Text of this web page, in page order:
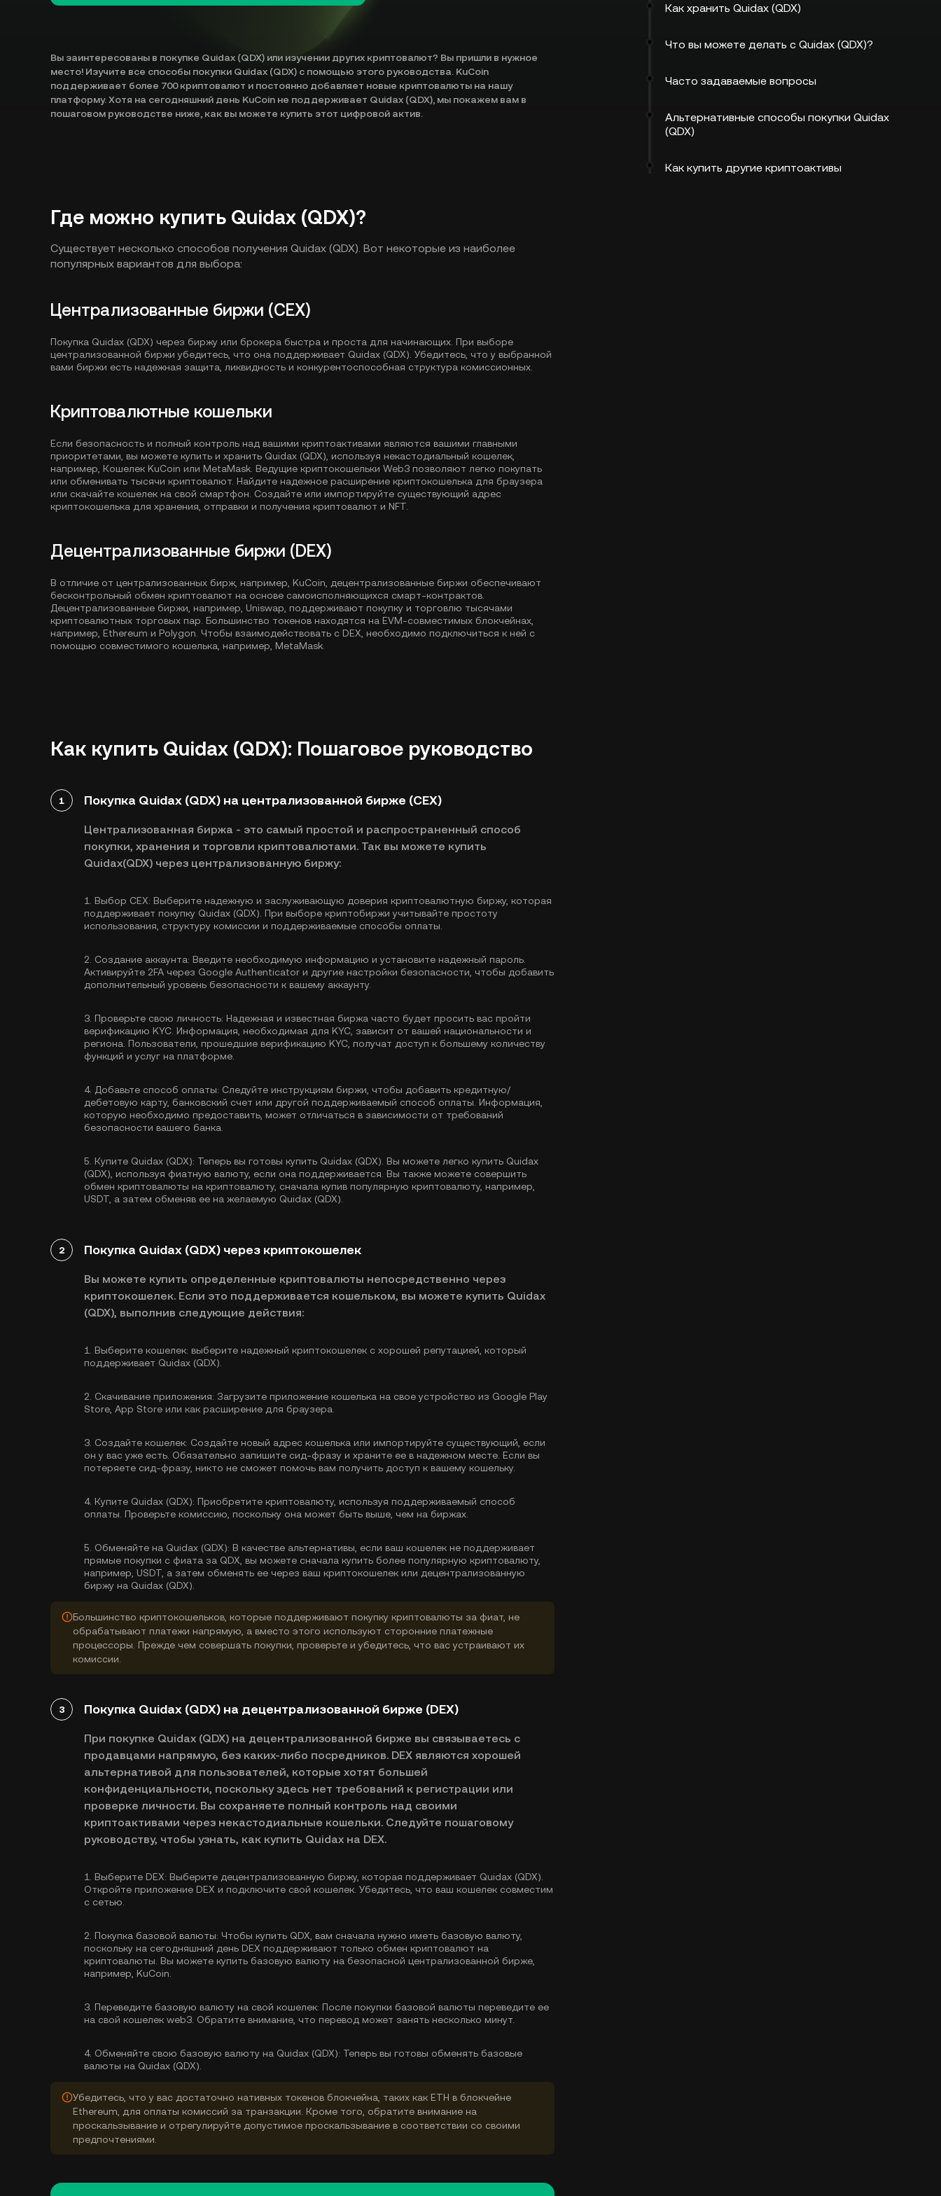
Вы заинтересованы в покупке Quidax (QDX) или изучении других криптовалют? Вы пришли в нужное
место! Изучите все способы покупки Quidax (QDX) с помощью этого руководства. KuCoin
поддерживает более 700 криптовалют и постоянно добавляет новые криптовалюты на нашу
платформу. Хотя на сегодняшний день KuCoin не поддерживает Quidax (QDX), мы покажем вам в
пошаговом руководстве ниже, как вы можете купить этот цифровой актив.
Где можно купить Quidax (QDX)?
Существует несколько способов получения Quidax (QDX). Вот некоторые из наиболее
популярных вариантов для выбора:
Централизованные биржи (CEX)
Покупка Quidax (QDX) через биржу или брокера быстра и проста для начинающих. При выборе
централизованной биржи убедитесь, что она поддерживает Quidax (QDX). Убедитесь, что у выбранной
вами биржи есть надежная защита, ликвидность и конкурентоспособная структура комиссионных.
Криптовалютные кошельки
Если безопасность и полный контроль над вашими криптоактивами являются вашими главными
приоритетами, вы можете купить и хранить Quidax (QDX), используя некастодиальный кошелек,
например, Кошелек KuCoin или MetaMask. Ведущие криптокошельки Web3 позволяют легко покупать
или обменивать тысячи криптовалют. Найдите надежное расширение криптокошелька для браузера
или скачайте кошелек на свой смартфон. Создайте или импортируйте существующий адрес
криптокошелька для хранения, отправки и получения криптовалют и NFT.
Децентрализованные биржи (DEX)
В отличие от централизованных бирж, например, KuCoin, децентрализованные биржи обеспечивают
бесконтрольный обмен криптовалют на основе самоисполняющихся смарт-контрактов.
Децентрализованные биржи, например, Uniswap, поддерживают покупку и торговлю тысячами
криптовалютных торговых пар. Большинство токенов находятся на EVM-совместимых блокчейнах,
например, Ethereum и Polygon . Чтобы взаимодействовать с DEX, необходимо подключиться к ней с
помощью совместимого кошелька, например, MetaMask.
Как купить Quidax (QDX): Пошаговое руководство
1 Покупка Quidax (QDX) на централизованной бирже (CEX)
Централизованная биржа - это самый простой и распространенный способ
покупки, хранения и торговли криптовалютами. Так вы можете купить
Quidax(QDX) через централизованную биржу:
1. Выбор CEX: Выберите надежную и заслуживающую доверия криптовалютную биржу, которая
поддерживает покупку Quidax (QDX). При выборе криптобиржи учитывайте простоту
использования, структуру комиссии и поддерживаемые способы оплаты.
2. Создание аккаунта: Введите необходимую информацию и установите надежный пароль.
Активируйте 2FA через Google Authenticator и другие настройки безопасности, чтобы добавить
дополнительный уровень безопасности к вашему аккаунту.
3. Проверьте свою личность: Надежная и известная биржа часто будет просить вас пройти
верификацию KYC . Информация, необходимая для KYC, зависит от вашей национальности и
региона. Пользователи, прошедшие верификацию KYC, получат доступ к большему количеству
функций и услуг на платформе.
4. Добавьте способ оплаты: Следуйте инструкциям биржи, чтобы добавить кредитную/
дебетовую карту, банковский счет или другой поддерживаемый способ оплаты. Информация,
которую необходимо предоставить, может отличаться в зависимости от требований
безопасности вашего банка.
5. Купите Quidax (QDX): Теперь вы готовы купить Quidax (QDX). Вы можете легко купить Quidax
(QDX), используя фиатную валюту, если она поддерживается. Вы также можете совершить
обмен криптовалюты на криптовалюту, сначала купив популярную криптовалюту, например,
USDT , а затем обменяв ее на желаемую Quidax (QDX).
2 Покупка Quidax (QDX) через криптокошелек
Вы можете купить определенные криптовалюты непосредственно через
криптокошелек. Если это поддерживается кошельком, вы можете купить Quidax
(QDX), выполнив следующие действия:
1. Выберите кошелек: выберите надежный криптокошелек с хорошей репутацией, который
поддерживает Quidax (QDX).
2. Скачивание приложения: Загрузите приложение кошелька на свое устройство из Google Play
Store, App Store или как расширение для браузера.
3. Создайте кошелек: Создайте новый адрес кошелька или импортируйте существующий, если
он у вас уже есть. Обязательно запишите сид-фразу и храните ее в надежном месте. Если вы
потеряете сид-фразу, никто не сможет помочь вам получить доступ к вашему кошельку.
4. Купите Quidax (QDX): Приобретите криптовалюту, используя поддерживаемый способ
оплаты. Проверьте комиссию, поскольку она может быть выше, чем на биржах.
5. Обменяйте на Quidax (QDX): В качестве альтернативы, если ваш кошелек не поддерживает
прямые покупки с фиата за QDX, вы можете сначала купить более популярную криптовалюту,
например, USDT, а затем обменять ее через ваш криптокошелек или децентрализованную
биржу на Quidax (QDX).
Большинство криптокошельков, которые поддерживают покупку криптовалюты за фиат, не
обрабатывают платежи напрямую, а вместо этого используют сторонние платежные
процессоры. Прежде чем совершать покупки, проверьте и убедитесь, что вас устраивают их
комиссии.
3 Покупка Quidax (QDX) на децентрализованной бирже (DEX)
При покупке Quidax (QDX) на децентрализованной бирже вы связываетесь с
продавцами напрямую, без каких-либо посредников. DEX являются хорошей
альтернативой для пользователей, которые хотят большей
конфиденциальности, поскольку здесь нет требований к регистрации или
проверке личности. Вы сохраняете полный контроль над своими
криптоактивами через некастодиальные кошельки. Следуйте пошаговому
руководству, чтобы узнать, как купить Quidax на DEX.
1. Выберите DEX: Выберите децентрализованную биржу, которая поддерживает Quidax (QDX).
Откройте приложение DEX и подключите свой кошелек. Убедитесь, что ваш кошелек совместим
с сетью.
2. Покупка базовой валюты: Чтобы купить QDX, вам сначала нужно иметь базовую валюту,
поскольку на сегодняшний день DEX поддерживают только обмен криптовалют на
криптовалюты. Вы можете купить базовую валюту на безопасной централизованной бирже,
например, KuCoin.
3. Переведите базовую валюту на свой кошелек: После покупки базовой валюты переведите ее
на свой кошелек web3. Обратите внимание, что перевод может занять несколько минут.
4. Обменяйте свою базовую валюту на Quidax (QDX): Теперь вы готовы обменять базовые
валюты на Quidax (QDX).
Убедитесь, что у вас достаточно нативных токенов блокчейна, таких как ETH в блокчейне
Ethereum, для оплаты комиссий за транзакции. Кроме того, обратите внимание на
проскальзывание и отрегулируйте допустимое проскальзывание в соответствии со своими
предпочтениями.
Как хранить Quidax (QDX)
Что вы можете делать с Quidax (QDX)?
Часто задаваемые вопросы
Альтернативные способы покупки Quidax
(QDX)
Как купить другие криптоактивы